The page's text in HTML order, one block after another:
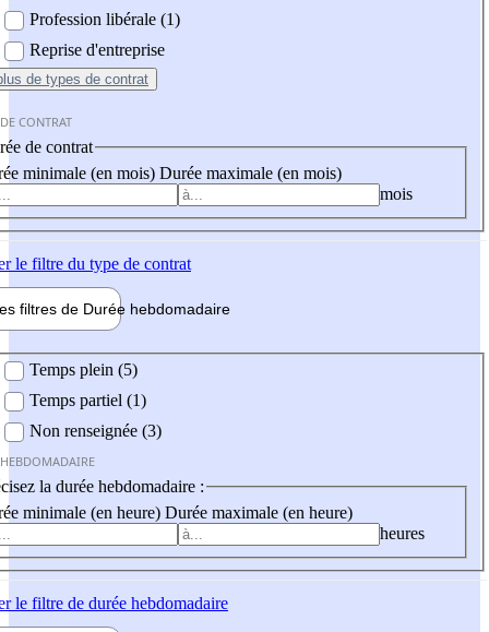
Profession libérale (1)
Reprise d'entreprise
de types de contrat
CONTRAT
de contrat
minimale (en mois) Durée maximale (en mois)
mois
le filtre du type de contrat
filtres de Durée hebdomadaire
Temps plein (5)
Temps partiel (1)
Non renseignée (3)
la durée hebdomadaire :
minimale (en heure) Durée maximale (en heure)
heures
le filtre de durée hebdomadaire